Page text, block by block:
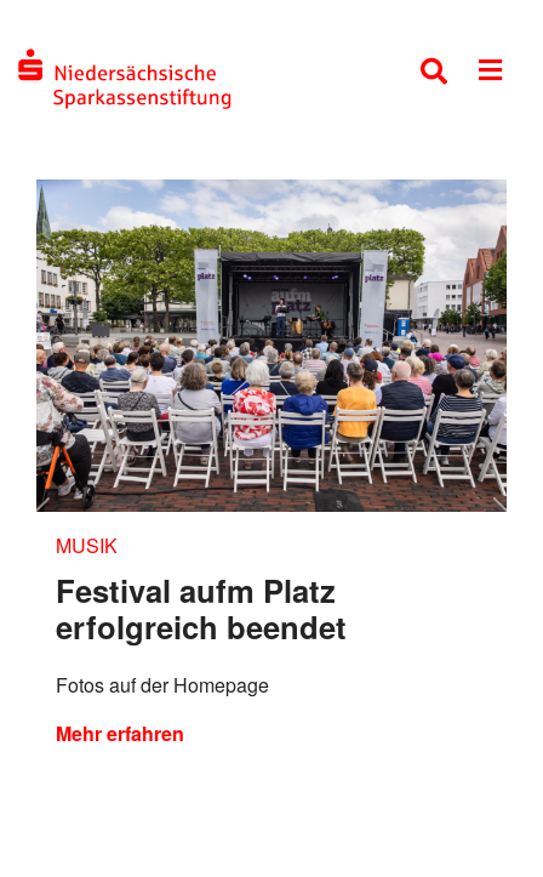
MUSIK
Festival aufm Platz
erfolgreich beendet
Fotos auf der Homepage
Mehr erfahren